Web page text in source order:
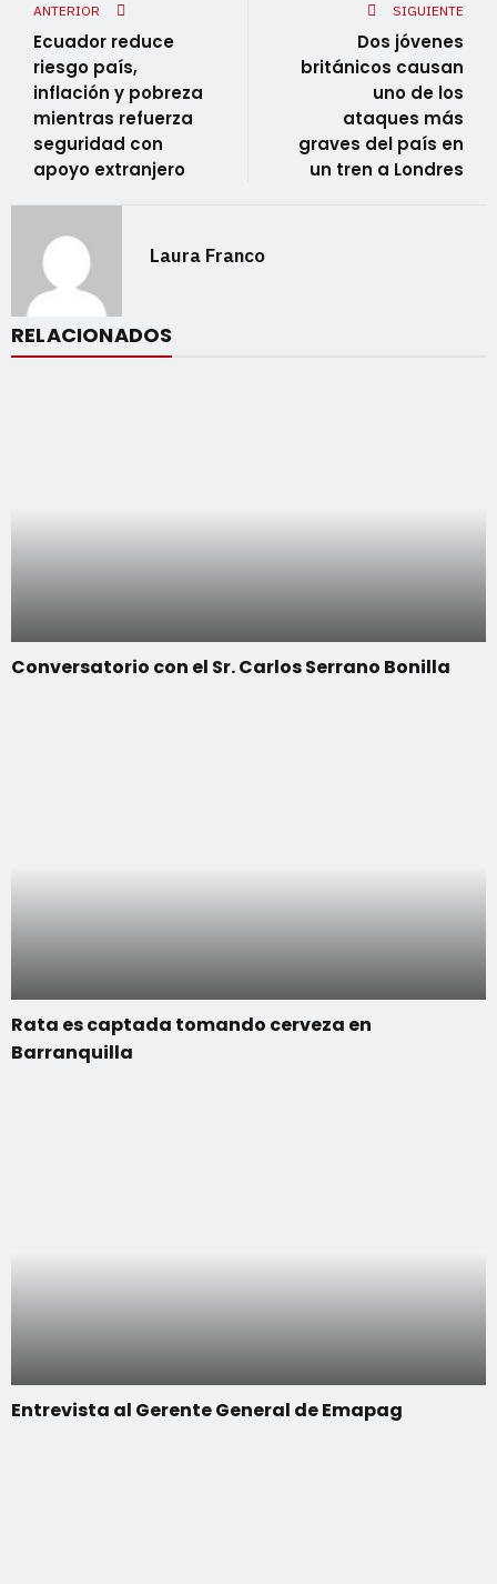
ANTERIOR
Ecuador reduce
riesgo país,
inflación y pobreza
mientras refuerza
seguridad con
apoyo extranjero
SIGUIENTE
Dos jóvenes
británicos causan
uno de los
ataques más
graves del país en
un tren a Londres
Laura Franco
RELACIONADOS
Conversatorio con el Sr. Carlos Serrano Bonilla
Rata es captada tomando cerveza en
Barranquilla
Entrevista al Gerente General de Emapag